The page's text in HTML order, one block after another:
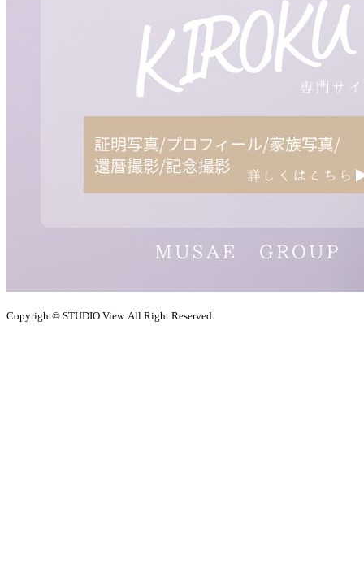
Copyright© STUDIO View. All Right Reserved.